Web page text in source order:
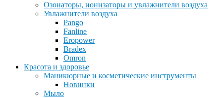
Озонаторы, ионизаторы и увлажнители воздуха
Увлажнители воздуха
Pango
Fanline
Eropower
Bradex
Omron
Красота и здоровье
Маникюрные и косметические инструменты
Новинки
Мыло